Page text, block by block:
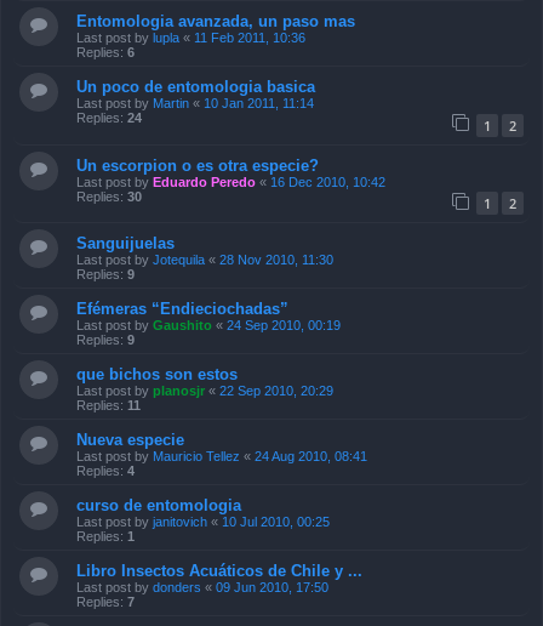
Entomologia avanzada, un paso mas
Last post by lupla « 11 Feb 2011, 10:36
Replies: 6
Un poco de entomologia basica
Last post by Martin « 10 Jan 2011, 11:14
Replies: 24 1 2
Un escorpion o es otra especie?
Last post by Eduardo Peredo « 16 Dec 2010, 10:42
Replies: 30 1 2
Sanguijuelas
Last post by Jotequila « 28 Nov 2010, 11:30
Replies: 9
Efémeras “Endieciochadas”
Last post by Gaushito « 24 Sep 2010, 00:19
Replies: 9
que bichos son estos
Last post by planosjr « 22 Sep 2010, 20:29
Replies: 11
Nueva especie
Last post by Mauricio Tellez « 24 Aug 2010, 08:41
Replies: 4
curso de entomologia
Last post by janitovich « 10 Jul 2010, 00:25
Replies: 1
Libro Insectos Acuáticos de Chile y ...
Last post by donders « 09 Jun 2010, 17:50
Replies: 7